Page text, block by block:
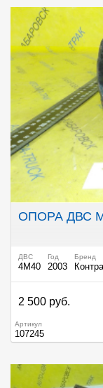
ОПОРА ДВС
ДВС
4M40
Год
2003
Бренд
2 500 руб.
Артикул
107245